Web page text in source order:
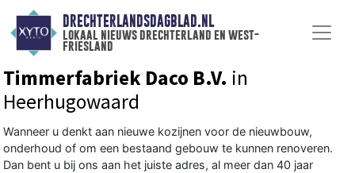
DRECHTERLANDSDAGBLAD.NL
lokaal nieuws drechterland en west-
friesland
Timmerfabriek Daco B.V. in
Heerhugowaard
Wanneer u denkt aan nieuwe kozijnen voor de nieuwbouw,
onderhoud of om een bestaand gebouw te kunnen renoveren.
Dan bent u bij ons aan het juiste adres, al meer dan 40 jaar